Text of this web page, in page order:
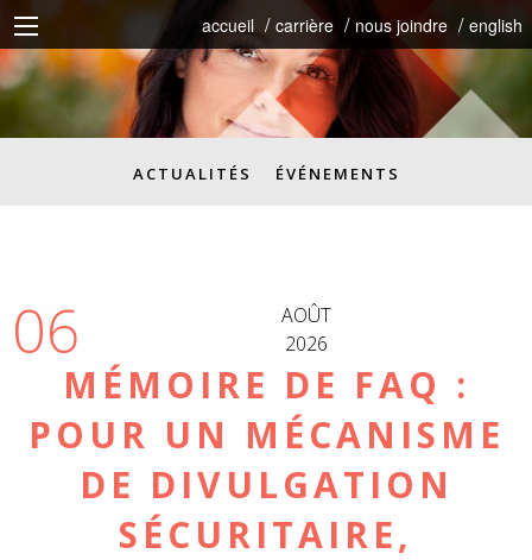
accueil carrière nous joindre english
ACTUALITÉS ÉVÉNEMENTS
06
AOÛT
2026
MÉMOIRE DE FAQ :
POUR UN MÉCANISME
DE DIVULGATION
SÉCURITAIRE,